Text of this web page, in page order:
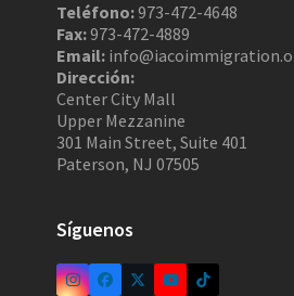
Teléfono:973-472-4648
Fax:973-472-4889
Email:
Dirección:
Center City Mall
Upper Mezzanine
301 Main Street, Suite 401
Paterson, NJ 07505
Síguenos